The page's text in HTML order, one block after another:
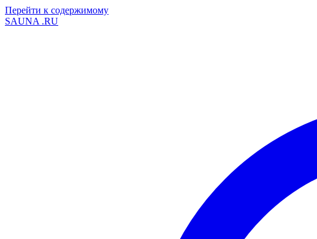
Перейти к содержимому
SAUNA .RU